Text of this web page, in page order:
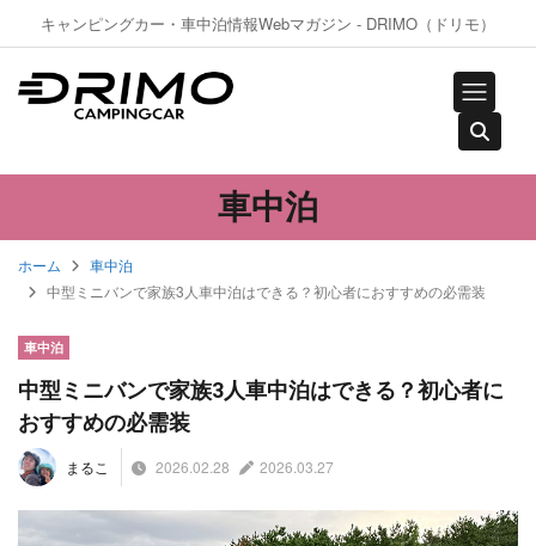
キャンピングカー・車中泊情報Webマガジン - DRIMO（ドリモ）
車中泊
ホーム
車中泊
中型ミニバンで家族3人車中泊はできる？初心者におすすめの必需装
車中泊
中型ミニバンで家族3人車中泊はできる？初心者に
おすすめの必需装
まるこ 2026.02.28 2026.03.27